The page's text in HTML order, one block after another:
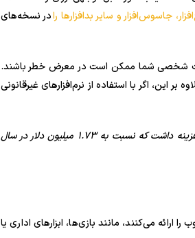
جاسوس‌افزار و سایر بدافزارها رادر نسخه‌های
شخصی شما ممکن است در معرض خطر باشند.
این، اگر با استفاده از نرم‌افزارهای غیرقانونی
حملات باج‌افزاری در سال 2024 به طور متوسط ​​2.73 میلیون دلار برای سازمان‌ها هزینه داشت که نسبت به 1.73 میلیون دلار در سال
می‌کنند، مانند بازی‌ها، ابزارهای اداری یا